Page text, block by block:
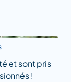
et sont pris
!